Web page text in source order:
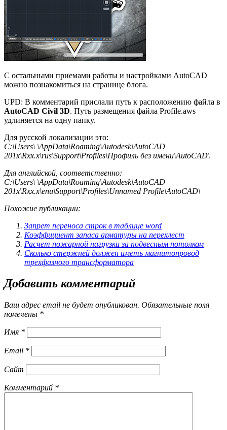
С остальными приемами работы и настройками AutoCAD
можно познакомиться на странице блога.
UPD: В комментарий прислали путь к расположению файла в
AutoCAD Civil 3D. Путь размещения файла Profile.aws
удлиняется на одну папку.
Для русской локализации это:
C:\Users\ \AppData\Roaming\Autodesk\AutoCAD
201x\Rxx.x\rus\Support\Profiles\Профиль без имени\AutoCAD\
Для английской, соответственно:
C:\Users\ \AppData\Roaming\Autodesk\AutoCAD
201x\Rxx.x\enu\Support\Profiles\Unnamed Profile\AutoCAD\
Похожие публикации:
Запрет переноса строк в таблице word
Коэффициент запаса арматуры на перехлест
Расчет пожарной нагрузки за подвесным потолком
Сколько стержней должен иметь магнитопровод
трехфазного трансформатора
Добавить комментарий
Ваш адрес email не будет опубликован. Обязательные поля
помечены *
Имя *
Email *
Сайт
Комментарий *